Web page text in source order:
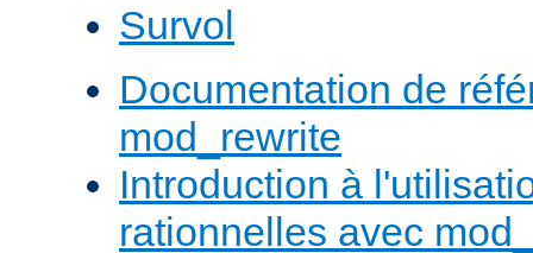
Survol
Documentation de
mod_rewrite
Introduction à
rationnelles avec